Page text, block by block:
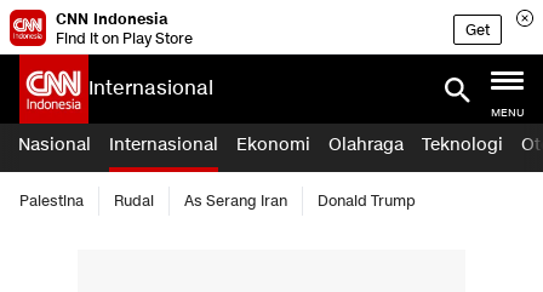
CNN Indonesia
Find it on Play Store
Get
Internasional
MENU
Nasional Internasional Ekonomi Olahraga Teknologi
Palestina Rudal As Serang Iran Donald Trump